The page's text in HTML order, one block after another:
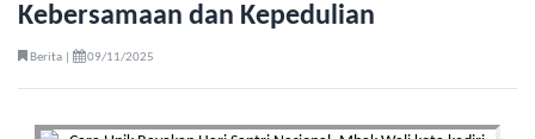
Kebersamaan dan Kepedulian
Berita | 09/11/2025